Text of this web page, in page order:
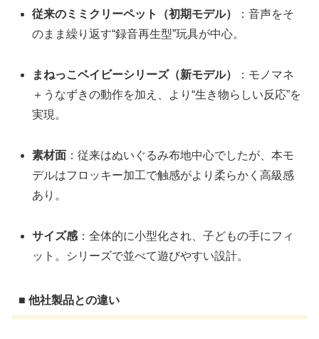
従来のミミクリーペット（初期モデル）
：音声をそ
のまま繰り返す“録音再生型”玩具が中心。
まねっこベイビーシリーズ（新モデル）
：モノマネ
＋うなずきの動作を加え、より“生き物らしい反応”を
実現。
素材面 ：従来はぬいぐるみ布地中心でしたが、本モ
デルはフロッキー加工で触感がより柔らかく高級感
あり。
サイズ感 ：全体的に小型化され、子どもの手にフィ
ット。シリーズで並べて遊びやすい設計。
■ 他社製品との違い